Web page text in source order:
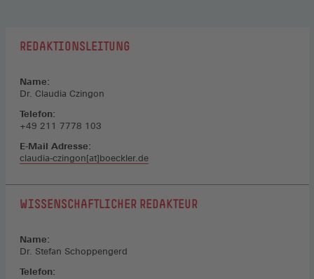
REDAKTIONSLEITUNG
Name:
Dr. Claudia Czingon
Telefon:
+49 211 7778 103
E-Mail Adresse:
claudia-czingon[at]boeckler.de
WISSENSCHAFTLICHER REDAKTEUR
Name:
Dr. Stefan Schoppengerd
Telefon: